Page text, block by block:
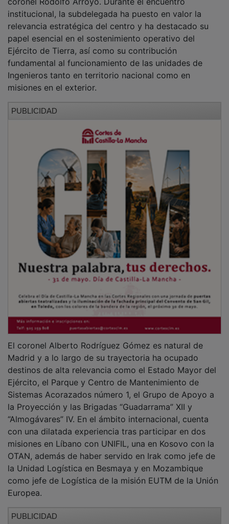
institucional, la subdelegada ha puesto en valor la
relevancia estratégica del centro y ha destacado su
papel esencial en el sostenimiento operativo del
Ejército de Tierra, así como su contribución
fundamental al funcionamiento de las unidades de
Ingenieros tanto en territorio nacional como en
misiones en el exterior.
Madrid y a lo largo de su trayectoria ha ocupado
destinos de alta relevancia como el Estado Mayor del
Ejército, el Parque y Centro de Mantenimiento de
Sistemas Acorazados número 1, el Grupo de Apoyo a
la Proyección y las Brigadas “Guadarrama” XII y
“Almogávares” IV. En el ámbito internacional, cuenta
con una dilatada experiencia tras participar en dos
misiones en Líbano con UNIFIL, una en Kosovo con la
OTAN, además de haber servido en Irak como jefe de
la Unidad Logística en Besmaya y en Mozambique
como jefe de Logística de la misión EUTM de la Unión
Europea.